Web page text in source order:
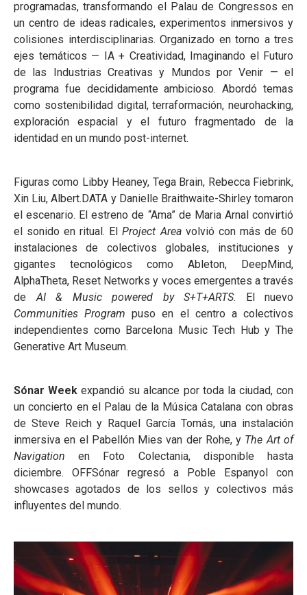
programadas, transformando el Palau de Congressos en
un centro de ideas radicales, experimentos inmersivos y
colisiones interdisciplinarias. Organizado en torno a tres
ejes temáticos — IA + Creatividad, Imaginando el Futuro
de las Industrias Creativas y Mundos por Venir — el
programa fue decididamente ambicioso. Abordó temas
como sostenibilidad digital, terraformación, neurohacking,
exploración espacial y el futuro fragmentado de la
identidad en un mundo post-internet.
Figuras como Libby Heaney, Tega Brain, Rebecca Fiebrink,
Xin Liu, Albert.DATA y Danielle Braithwaite-Shirley tomaron
el escenario. El estreno de “Ama” de Maria Arnal convirtió
el sonido en ritual. ElProject Areavolvió con más de 60
instalaciones de colectivos globales, instituciones y
gigantes tecnológicos como Ableton, DeepMind,
AlphaTheta, Reset Networks y voces emergentes a través
deAI & Music powered by S+T+ARTS. El nuevo
Communities Program puso en el centro a colectivos
independientes como Barcelona Music Tech Hub y The
Generative Art Museum.
Sónar Week expandió su alcance por toda la ciudad, con
un concierto en el Palau de la Música Catalana con obras
de Steve Reich y Raquel García Tomás, una instalación
inmersiva en el Pabellón Mies van der Rohe, y The Art of
Navigation en Foto Colectania, disponible hasta
diciembre. OFFSónar regresó a Poble Espanyol con
showcases agotados de los sellos y colectivos más
influyentes del mundo.